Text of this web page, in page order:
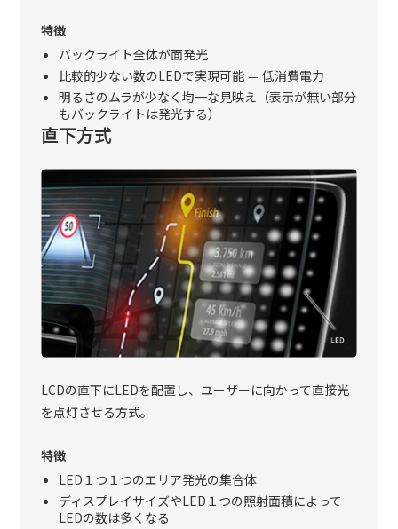
特徴
バックライト全体が面発光
比較的少ない数のLEDで実現可能 ＝ 低消費電力
明るさのムラが少なく均一な見映え（表示が無い部分
もバックライトは発光する）
直下方式
LCDの直下にLEDを配置し、ユーザーに向かって直接光
を点灯させる方式。
特徴
LED１つ１つのエリア発光の集合体
ディスプレイサイズやLED１つの照射面積によって
LEDの数は多くなる